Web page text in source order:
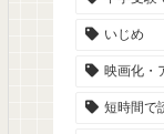
いじめ
映画化・
短時間で